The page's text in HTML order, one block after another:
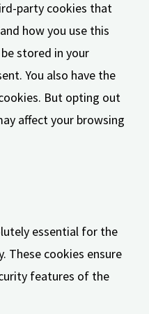
party cookies that
how you use this
stored in your
You also have the
But opting out
affect your browsing
essential for the
These cookies ensure
features of the